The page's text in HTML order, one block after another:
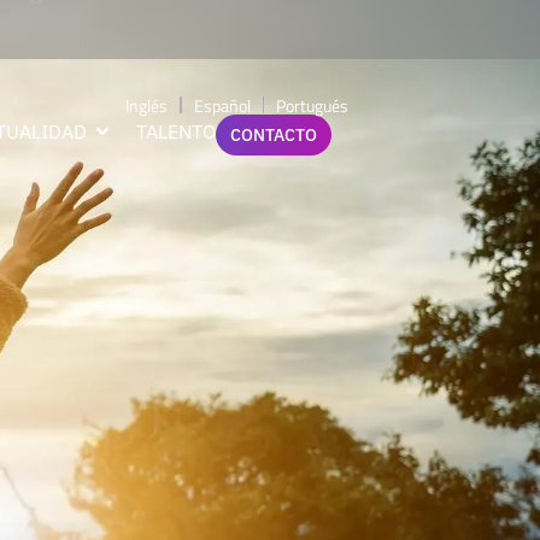
TALENTO
Inglés Español Portugués
CONTACTO
que